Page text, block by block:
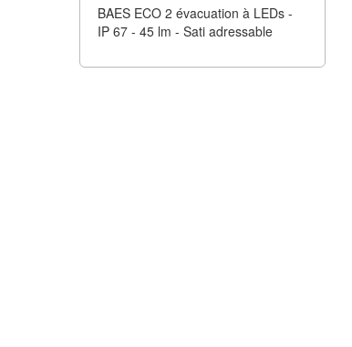
BAES ECO 2 évacuation à LEDs -
IP 67 - 45 lm - Sati adressable